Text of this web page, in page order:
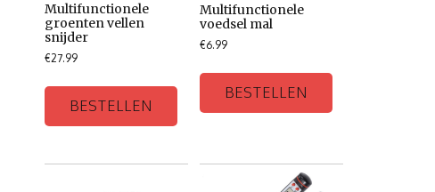
Multifunctionele
groenten vellen
snijder
€27.99
BESTELLEN
Multifunctionele
voedsel mal
€6.99
BESTELLEN